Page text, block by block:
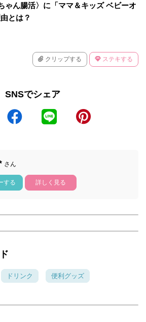
ゃん腸活〉に「ママ＆キッズ ベビーオ
とは？
クリップする ステキする
SNSでシェア
さん
する 詳しく見る
ドリンク 便利グッズ